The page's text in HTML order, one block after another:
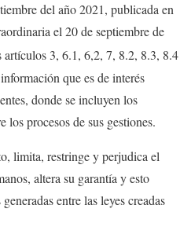
del año 2021, publicada en
el 20 de septiembre de
artículos 3, 6.1, 6,2, 7, 8.2, 8.3, 8.4
que es de interés
donde se incluyen los
los procesos de sus gestiones.
limita, restringe y perjudica el
altera su garantía y esto
entre las leyes creadas